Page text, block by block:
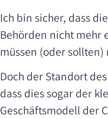
Ich bin sicher, dass
Behörden nicht mehr
müssen (oder
Doch der Standort
dass dies sogar der
Geschäftsmodell der